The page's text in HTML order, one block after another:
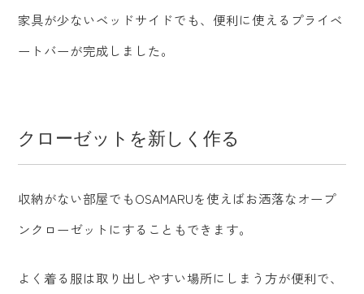
家具が少ないベッドサイドでも、便利に使えるプライベ
ートバーが完成しました。
クローゼットを新しく作る
収納がない部屋でもOSAMARUを使えばお洒落なオープ
ンクローゼットにすることもできます。
よく着る服は取り出しやすい場所にしまう方が便利で、